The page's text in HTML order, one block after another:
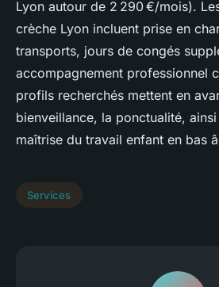
Lyon autour de 2 290 €/mois).
crèche Lyon incluent prise en
transports, jours de congés
accompagnement professionnel
profils recherchés mettent en
bienveillance, la ponctualité, ainsi
maîtrise du travail enfant en bas
Services